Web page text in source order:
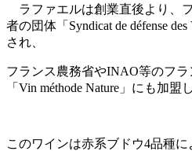
ラファエルは創業直後より、
者の団体「Syndicat de défense
され、
フランス農務省やINAO等のフ
「Vin méthode Nature」にも加盟
このワインは赤系ブドウ4品種